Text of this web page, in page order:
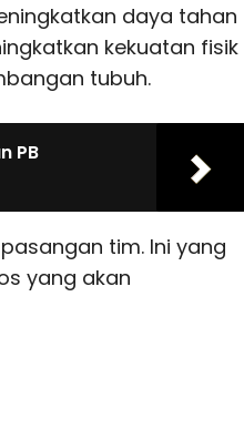
daya tahan
kekuatan fisik
tubuh.
PB
tim. Ini yang
yang akan